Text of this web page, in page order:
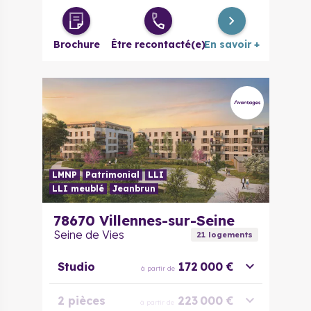
Brochure Être recontacté(e)En savoir +
LMNP Patrimonial
LLI
LLI meublé
Jeanbrun
78670 Villennes-sur-Seine
Seine de Vies 21logements
Studio à partir de 172 000 €
2 pièces à partir de 223 000 €